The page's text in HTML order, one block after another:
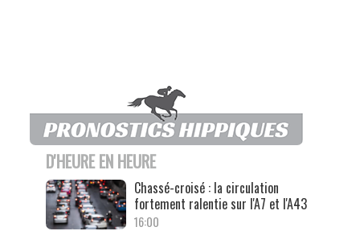
D'HEURE EN HEURE
Chassé-croisé : la circulation
fortement ralentie sur l'A7 et l'A43
16:00